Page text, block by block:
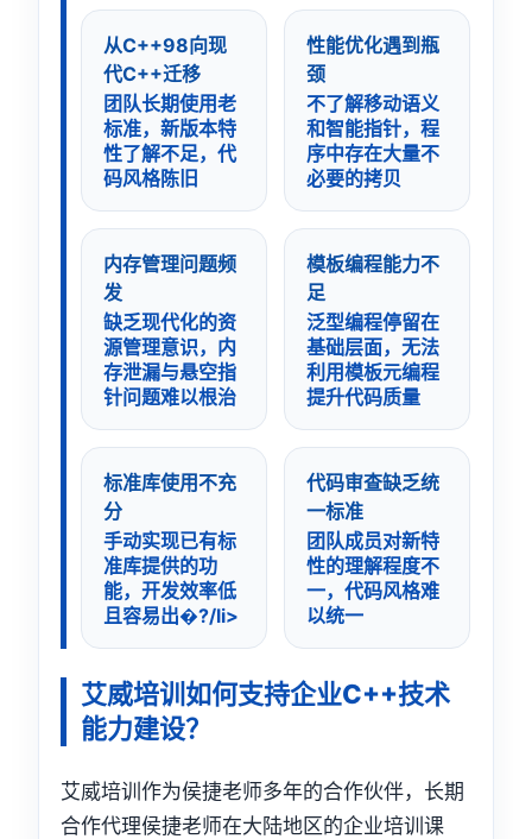
从C++98向现
代C++迁移
团队长期使用老
标准，新版本特
性了解不足，代
码风格陈旧
性能优化遇到瓶
颈
不了解移动语义
和智能指针，程
序中存在大量不
必要的拷贝
内存管理问题频
发
缺乏现代化的资
源管理意识，内
存泄漏与悬空指
针问题难以根治
模板编程能力不
足
泛型编程停留在
基础层面，无法
利用模板元编程
提升代码质量
标准库使用不充
分
手动实现已有标
准库提供的功
能，开发效率低
且容易出�?/li>
代码审查缺乏统
一标准
团队成员对新特
性的理解程度不
一，代码风格难
以统一
艾威培训如何支持企业C++技术
能力建设？
艾威培训作为侯捷老师多年的合作伙伴，长期
合作代理侯捷老师在大陆地区的企业培训课